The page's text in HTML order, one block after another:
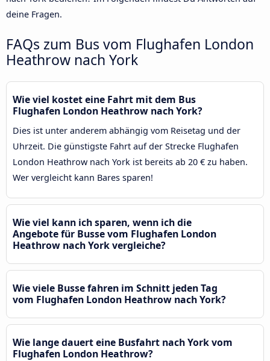
deine Fragen.
FAQs zum Bus vom Flughafen London
Heathrow nach York
Wie viel kostet eine Fahrt mit dem Bus
Flughafen London Heathrow nach York?
Dies ist unter anderem abhängig vom Reisetag und der
Uhrzeit. Die günstigste Fahrt auf der Strecke Flughafen
London Heathrow nach York ist bereits ab 20 € zu haben.
Wer vergleicht kann Bares sparen!
Wie viel kann ich sparen, wenn ich die
Angebote für Busse vom Flughafen London
Heathrow nach York vergleiche?
Wie viele Busse fahren im Schnitt jeden Tag
vom Flughafen London Heathrow nach York?
Wie lange dauert eine Busfahrt nach York vom
Flughafen London Heathrow?